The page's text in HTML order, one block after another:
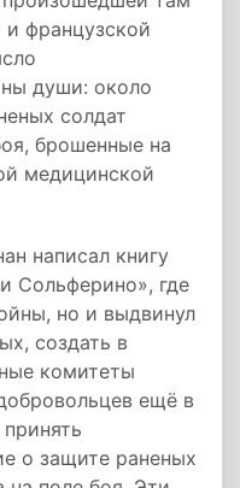
французской
души: около
солдат
брошенные на
медицинской
написал книгу
Сольферино», где
но и выдвинул
создать в
комитеты
ещё в
о защите раненых